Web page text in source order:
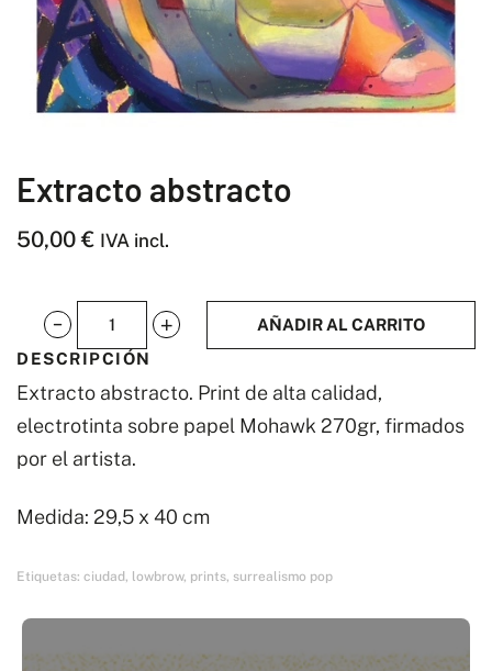
Extracto abstracto
50,00€ IVA incl.
Extracto
abstracto
cantidad
AÑADIR AL CARRITO
DESCRIPCIÓN
Extracto abstracto. Print de alta calidad,
electrotinta sobre papel Mohawk 270gr, firmados
por el artista.
Medida: 29,5 x 40 cm
Etiquetas: ciudad , lowbrow, prints, surrealismo pop